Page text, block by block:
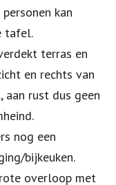
kan
tafel.
terras en
en rechts van
aan rust dus geen
nog een
bijkeuken.
overloop met